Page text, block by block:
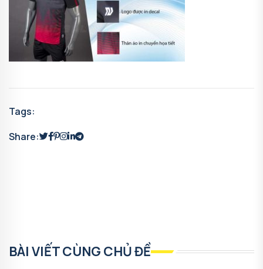
Tags:
Share:
BÀI VIẾT CÙNG CHỦ ĐỀ